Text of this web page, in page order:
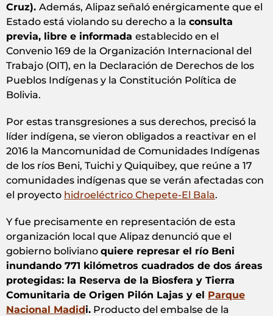
Cruz). Además, Alipaz señaló enérgicamente que el
Estado está violando su derecho a la consulta
previa, libre e informada establecido en el
Convenio 169 de la Organización Internacional del
Trabajo (OIT), en la Declaración de Derechos de los
Pueblos Indígenas y la Constitución Política de
Bolivia.
Por estas transgresiones a sus derechos, precisó la
líder indígena, se vieron obligados a reactivar en el
2016 la Mancomunidad de Comunidades Indígenas
de los ríos Beni, Tuichi y Quiquibey, que reúne a 17
comunidades indígenas que se verán afectadas con
el proyecto hidroeléctrico Chepete-El Bala.
Y fue precisamente en representación de esta
organización local que Alipaz denunció que el
gobierno boliviano quiere represar el río Beni
inundando 771 kilómetros cuadrados de dos áreas
protegidas: la Reserva de la Biosfera y Tierra
Comunitaria de Origen Pilón Lajas y el Parque
Nacional Madidi. Producto del embalse de la